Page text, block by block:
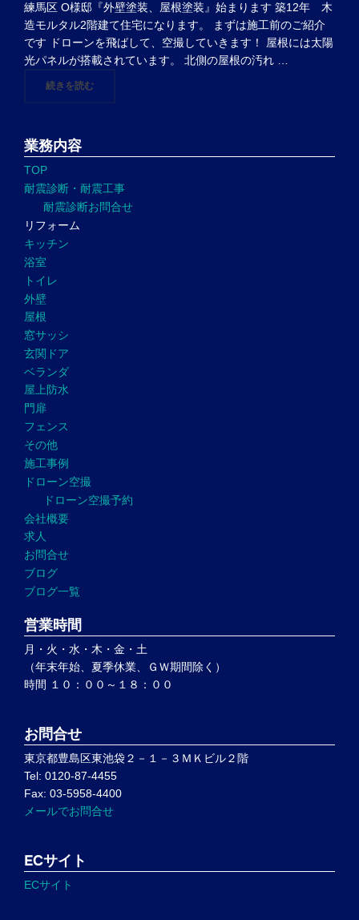
練馬区 O様邸『外壁塗装、屋根塗装』始まります 築12年 木
造モルタル2階建て住宅になります。 まずは施工前のご紹介
です ドローンを飛ばして、空撮していきます！ 屋根には太陽
光パネルが搭載されています。 北側の屋根の汚れ …
続きを読む"練馬区 O様邸『外壁塗装、屋根塗装』始まります"
業務内容
TOP
耐震診断・耐震工事
耐震診断お問合せ
リフォーム
キッチン
浴室
トイレ
外壁
屋根
窓サッシ
玄関ドア
ベランダ
屋上防水
門扉
フェンス
その他
施工事例
ドローン空撮
ドローン空撮予約
会社概要
求人
お問合せ
ブログ
ブログ一覧
営業時間
月・火・水・木・金・土
（年末年始、夏季休業、ＧＷ期間除く）
時間 １０：００～１８：００
お問合せ
東京都豊島区東池袋２－１－３ＭＫビル２階
Tel: 0120-87-4455
Fax: 03-5958-4400
メールでお問合せ
ECサイト
ECサイト